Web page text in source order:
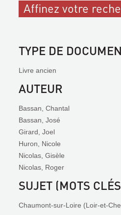
Affinez votre
TYPE DE
Livre ancien
AUTEUR
Bassan, Chantal
Bassan, José
Girard, Joel
Huron, Nicole
Nicolas, Gisèle
Nicolas, Roger
SUJET (MOTS
Chaumont-sur-Loire (Loir-et-